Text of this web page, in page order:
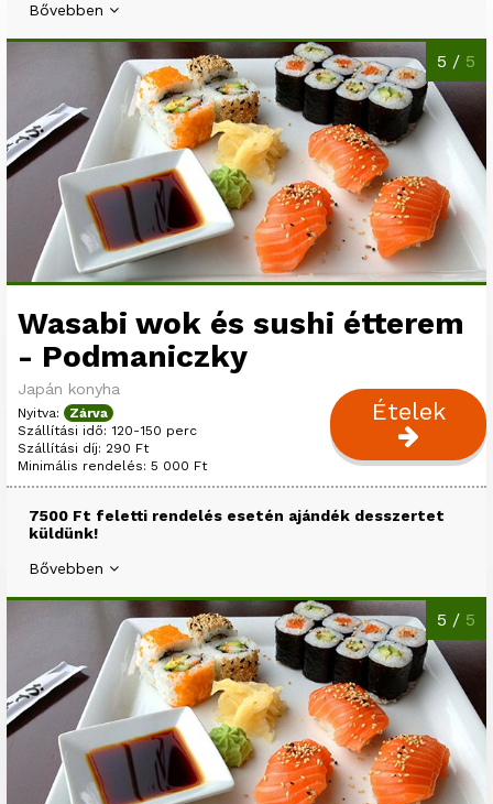
Bővebben
5 / 5
Wasabi wok és sushi étterem
- Podmaniczky
Japán konyha
Nyitva:
Zárva
Szállítási idő: 120-150 perc
Szállítási díj: 290 Ft
Minimális rendelés: 5 000 Ft
Ételek
7500 Ft feletti rendelés esetén ajándék desszertet
küldünk!
Bővebben
5 / 5